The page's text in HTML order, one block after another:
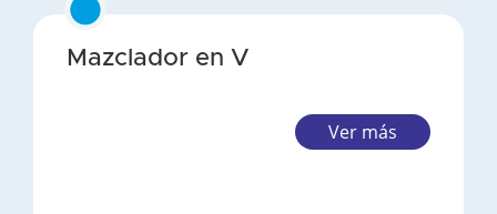
Mazclador en V
Ver más